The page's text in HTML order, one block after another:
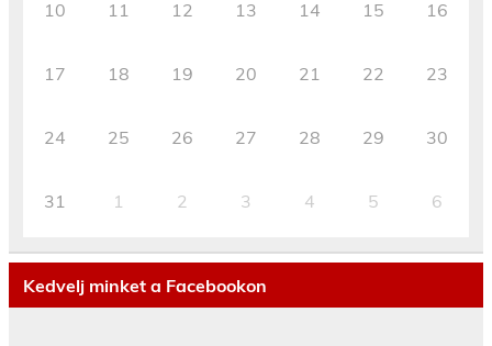
10 11 12 13 14 15 16
17 18 19 20 21 22 23
24 25 26 27 28 29 30
31 1 2 3 4 5 6
Kedvelj minket a Facebookon